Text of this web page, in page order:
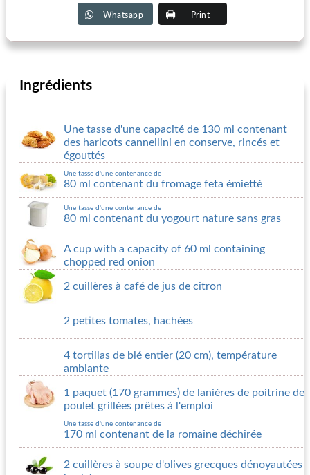
Whatsapp Print
Ingrédients
Une tasse d'une capacité de 130 ml contenant
des haricots cannellini en conserve, rincés et
égouttés
Une tasse d'une contenance de
80 ml contenant du fromage feta émietté
Une tasse d'une contenance de
80 ml contenant du yogourt nature sans gras
A cup with a capacity of 60 ml containing
chopped red onion
2 cuillères à café de jus de citron
2 petites tomates, hachées
4 tortillas de blé entier (20 cm), température
ambiante
1 paquet (170 grammes) de lanières de poitrine de
poulet grillées prêtes à l'emploi
Une tasse d'une contenance de
170 ml contenant de la romaine déchirée
2 cuillères à soupe d'olives grecques dénoyautées